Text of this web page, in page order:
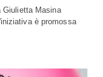
Giulietta Masina
è promossa